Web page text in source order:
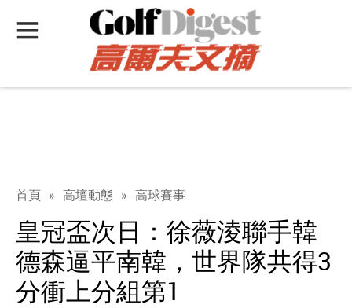
首頁 » 高壇動態 » 高球賽事
皇冠盃次日：徐薇淩聯手韓
德森逼平南韓，世界隊共得3
分衝上分組第1